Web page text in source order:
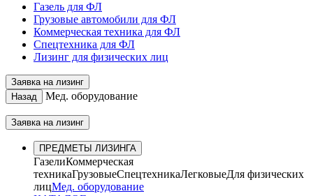
Газель для ФЛ
Грузовые автомобили для ФЛ
Коммерческая техника для ФЛ
Спецтехника для ФЛ
Лизинг для физических лиц
Заявка на лизинг
Назад
Мед. оборудование
Заявка на лизинг
ПРЕДМЕТЫ ЛИЗИНГА
ГазелиКоммерческая
техникаГрузовыеСпецтехникаЛегковыеДля физических
лицМед. оборудование